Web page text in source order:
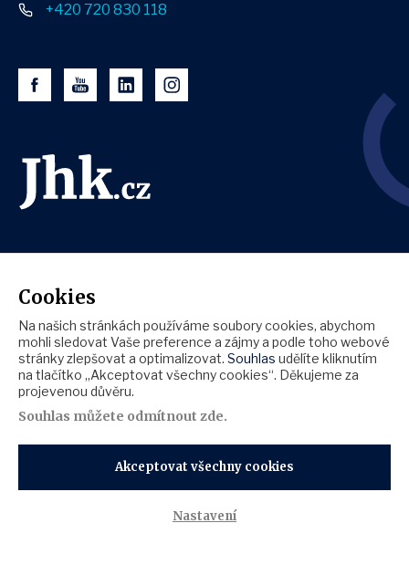
+420 720 830 118
Copyright © 2026 Jihočeská hospodářská komora |
Cookies
Na našich stránkách používáme soubory cookies, abychom
mohli sledovat Vaše preference a zájmy a podle toho webové
stránky zlepšovat a optimalizovat. Souhlas udělíte kliknutím
na tlačítko „Akceptovat všechny cookies“. Děkujeme za
projevenou důvěru.
Souhlas můžete odmítnout zde.
Akceptovat všechny cookies
Nastavení